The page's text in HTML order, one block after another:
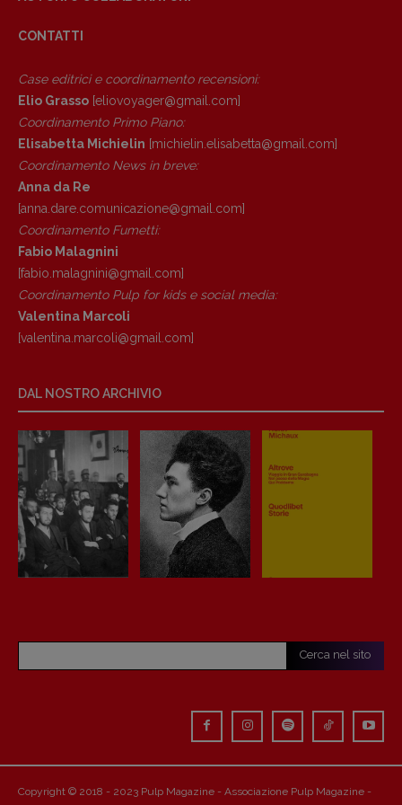
[anna.dare.comunicazione@gmail.
Fabio Malagnini
[fabio.malagnini@gmail.com]
Coordinamento Pulp for kids e social
media:
Valentina Marcoli
[valentina.marcoli@gmail.
ARCHIVIO E AUTORI
CONTATTI
Case editrici e coordinamento recensioni:
Elio Grasso [eliovoyager@gmail.com]
Coordinamento Primo Piano:
Elisabetta Michielin [michielin.elisabetta@gmail.com]
Coordinamento News in breve:
Anna da Re
[anna.dare.comunicazione@gmail. com]
Coordinamento Fumetti:
Fabio Malagnini
[fabio.malagnini@gmail. com]
Coordinamento Pulp for kids e social media:
Valentina Marcoli
[valentina.marcoli@gmail. com]
DAL NOSTRO ARCHIVIO
Cerca nel sito
Copyright © 2018 - 2023 Pulp Magazine - Associazione Pulp Magazine -